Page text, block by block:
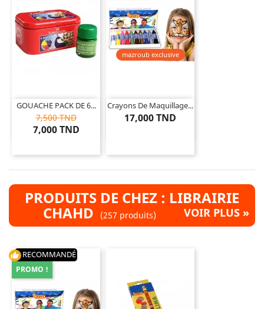
GOUACHE PACK DE 6...
7,500 TND
7,000 TND
Crayons De Maquillage...
17,000 TND
mazroub exclusive
PRODUITS DE CHEZ : LIBRAIRIE
CHAHD (257 produits) VOIR PLUS »
thumb_up RECOMMANDÉ
PROMO !